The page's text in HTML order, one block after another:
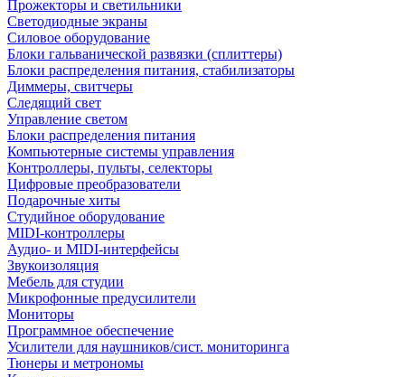
Прожекторы и светильники
Светодиодные экраны
Силовое оборудование
Блоки гальванической развязки (сплиттеры)
Блоки распределения питания, стабилизаторы
Диммеры, свитчеры
Следящий свет
Управление светом
Блоки распределения питания
Компьютерные системы управления
Контроллеры, пульты, селекторы
Цифровые преобразователи
Подарочные хиты
Студийное оборудование
MIDI-контроллеры
Аудио- и MIDI-интерфейсы
Звукоизоляция
Мебель для студии
Микрофонные предусилители
Мониторы
Программное обеспечение
Усилители для наушников/сист. мониторинга
Тюнеры и метрономы